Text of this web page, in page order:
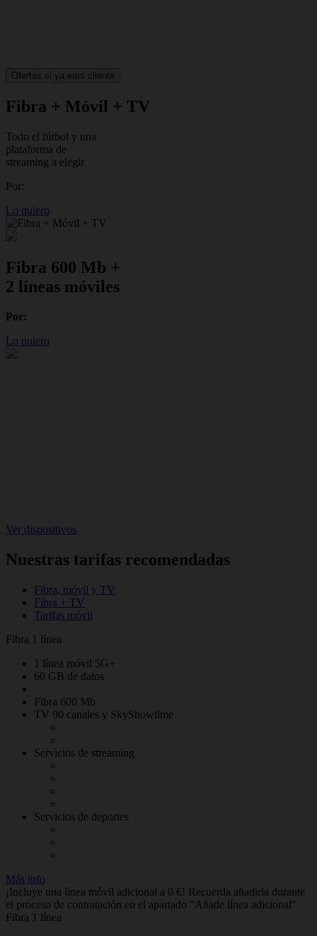
Ofertas si ya eres cliente
Fibra + Móvil + TV
Todo el fútbol y una
plataforma de
streaming a elegir
Por:
Lo quiero
Fibra 600 Mb +
2 líneas móviles
Por:
Lo quiero
Ver dispositivos
Nuestras tarifas recomendadas
Fibra, móvil y TV
Fibra + TV
Tarifas móvil
Fibra 1 línea
1 línea móvil 5G+
60 GB de datos
Fibra 600 Mb
TV 90 canales y SkyShowtime
Servicios de streaming
Servicios de deportes
Más info
¡Incluye una línea móvil adicional a 0 €! Recuerda añadirla durante
el proceso de contratación en el apartado "Añade línea adicional"
Fibra 1 línea